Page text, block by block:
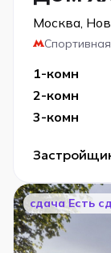
Москва,
Спортивная
1-комн
2-комн
3-комн
cдача Есть